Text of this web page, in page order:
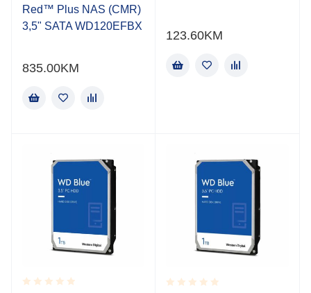
Red™ Plus NAS (CMR)
3,5" SATA WD120EFBX
835.00KM
123.60KM